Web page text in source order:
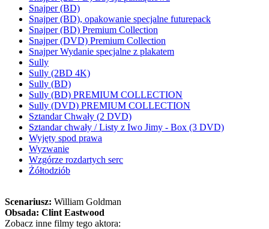
Snajper (BD)
Snajper (BD), opakowanie specjalne futurepack
Snajper (BD) Premium Collection
Snajper (DVD) Premium Collection
Snajper Wydanie specjalne z plakatem
Sully
Sully (2BD 4K)
Sully (BD)
Sully (BD) PREMIUM COLLECTION
Sully (DVD) PREMIUM COLLECTION
Sztandar Chwały (2 DVD)
Sztandar chwały / Listy z Iwo Jimy - Box (3 DVD)
Wyjęty spod prawa
Wyzwanie
Wzgórze rozdartych serc
Żółtodziób
Scenariusz: William Goldman
Obsada: Clint Eastwood
Zobacz inne filmy tego aktora: